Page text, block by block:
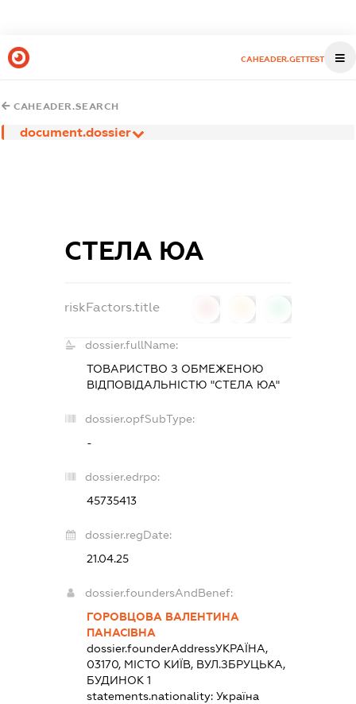
CAHEADER.GETTEST
CAHEADER.SEARCH
document.dossier
СТЕЛА ЮА
riskFactors.title
dossier.fullName:
ТОВАРИСТВО З ОБМЕЖЕНОЮ
ВІДПОВІДАЛЬНІСТЮ "СТЕЛА ЮА"
dossier.opfSubType:
-
dossier.edrpo:
45735413
dossier.regDate:
21.04.25
dossier.foundersAndBenef:
ГОРОВЦОВА ВАЛЕНТИНА
ПАНАСІВНА
dossier.founderAddressУКРАЇНА,
03170, МІСТО КИЇВ, ВУЛ.ЗБРУЦЬКА,
БУДИНОК 1
statements.nationality: Україна